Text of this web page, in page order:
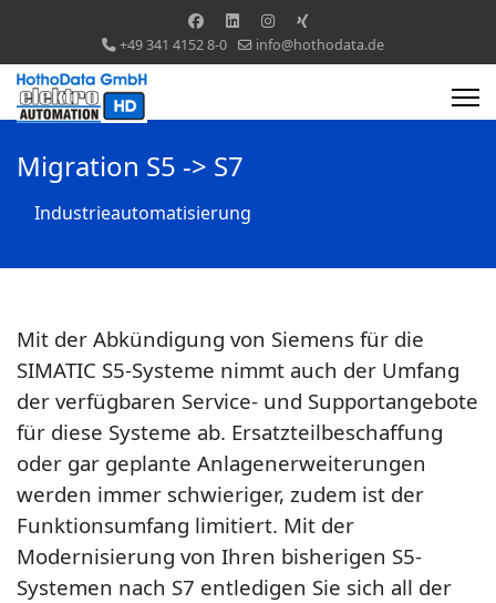
+49 341 4152 8-0 info@hothodata.de
Migration S5 -> S7
Industrieautomatisierung
Mit der Abkündigung von Siemens für die
SIMATIC S5-Systeme nimmt auch der Umfang
der verfügbaren Service- und Supportangebote
für diese Systeme ab. Ersatzteilbeschaffung
oder gar geplante Anlagenerweiterungen
werden immer schwieriger, zudem ist der
Funktionsumfang limitiert. Mit der
Modernisierung von Ihren bisherigen S5-
Systemen nach S7 entledigen Sie sich all der